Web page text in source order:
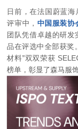
日前，在法国蔚蓝海
评审中， 中国服装
团队凭借卓越的研发
品在评选中全部获奖
材料”双双荣获
榜单，彰显了森马服